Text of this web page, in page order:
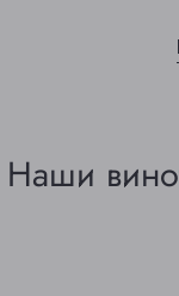
Наши